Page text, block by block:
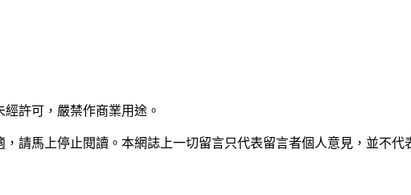
許可，嚴禁作商業用途。
請馬上停止閱讀。本網誌上一切留言只代表留言者個人意見，並不代